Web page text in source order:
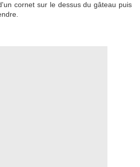
cornet sur le dessus du gâteau puis